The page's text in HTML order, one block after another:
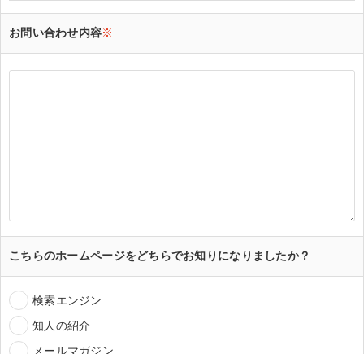
お問い合わせ内容※
こちらのホームページをどちらでお知りになりましたか？
検索エンジン
知人の紹介
メールマガジン